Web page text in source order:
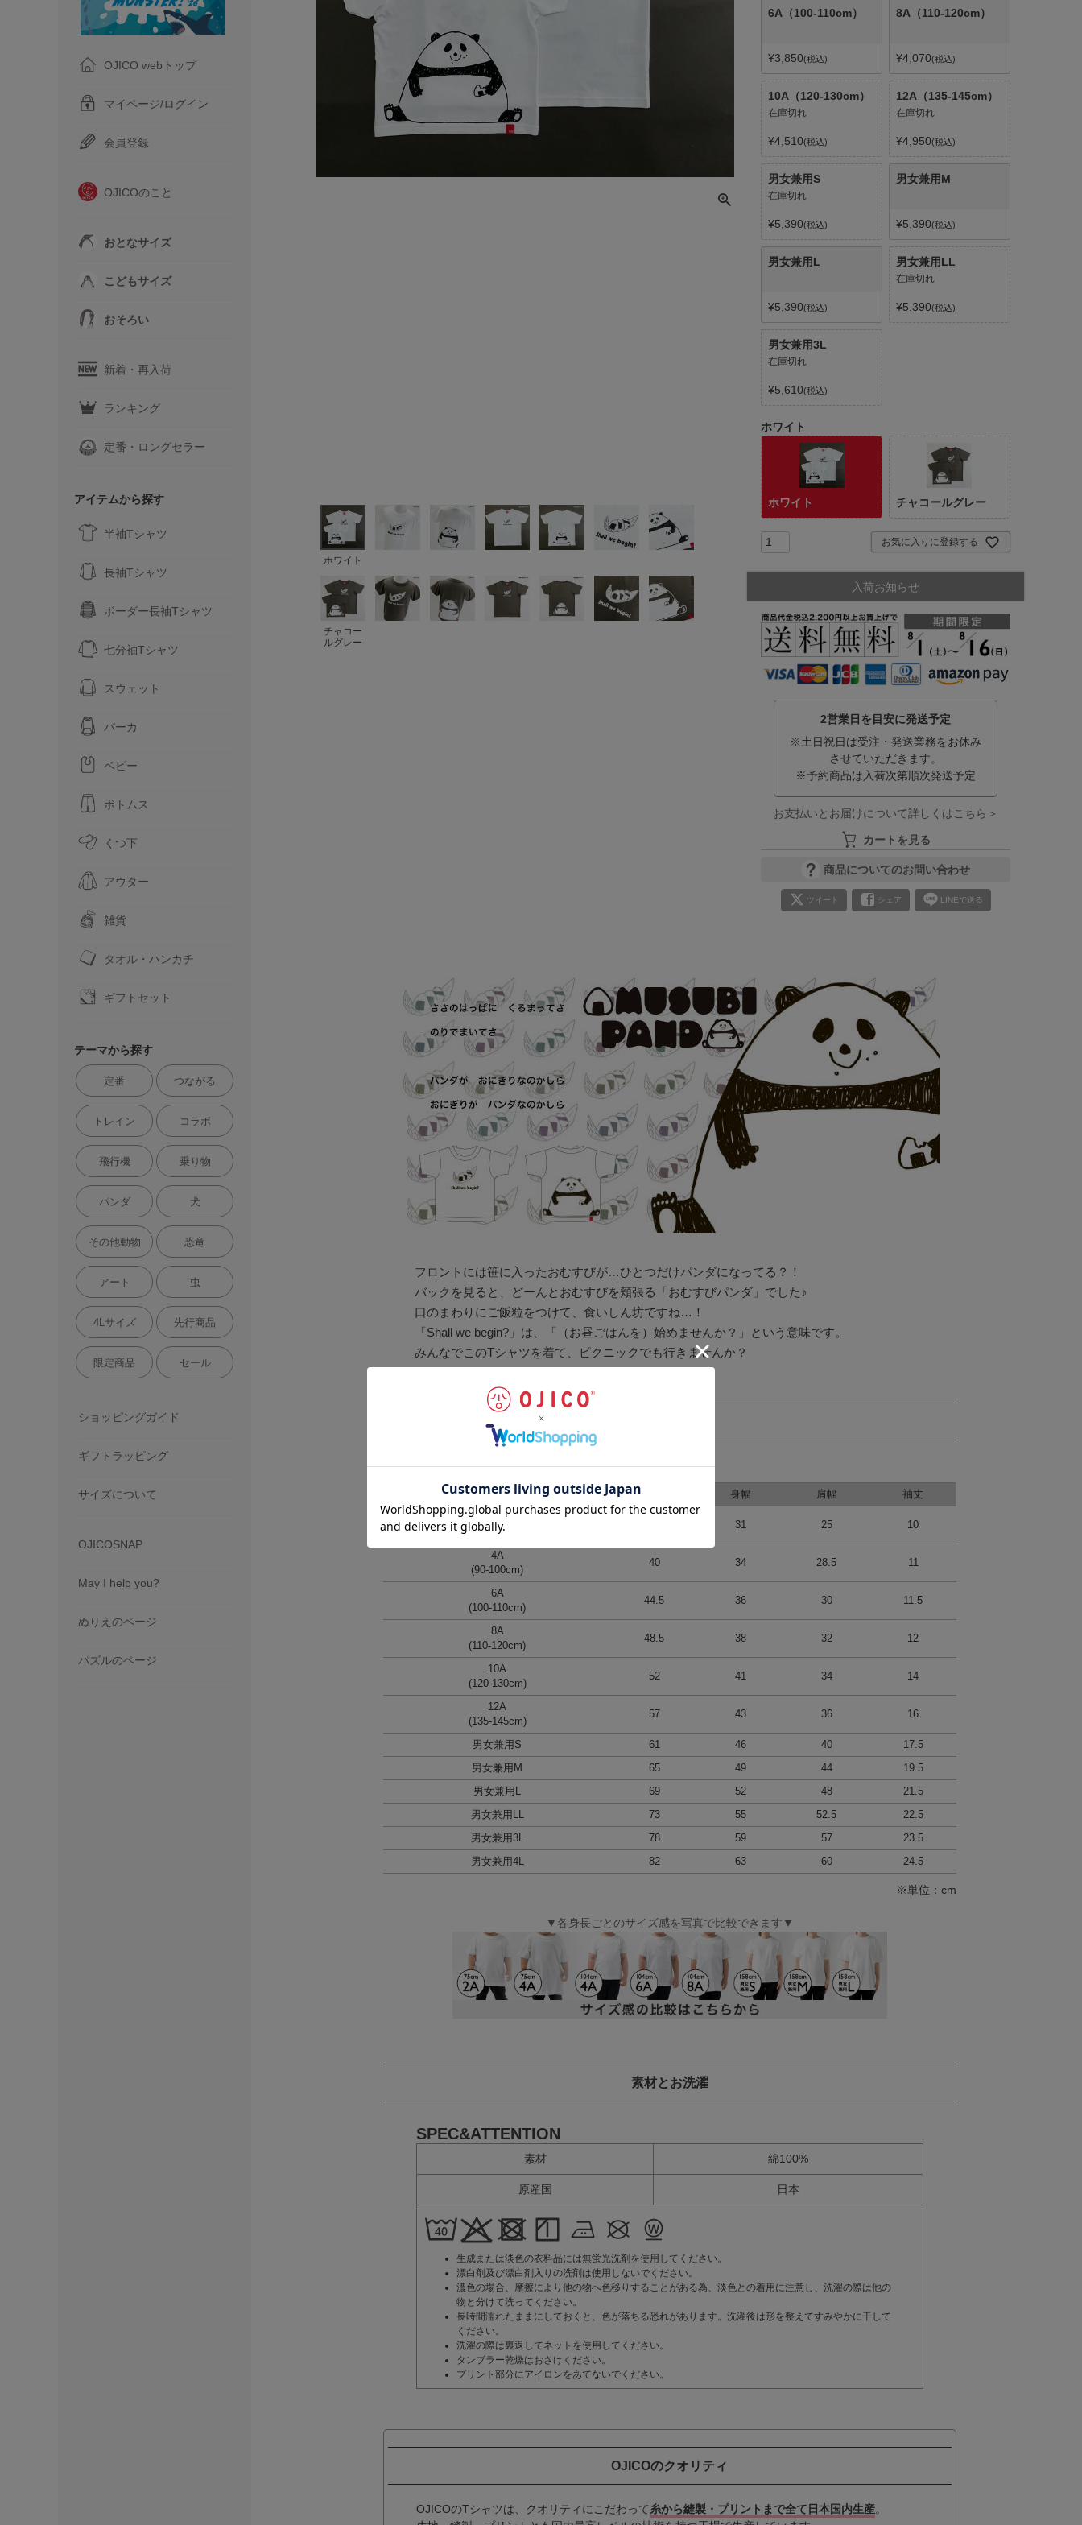
OJICO webトップ
マイページ/ログイン
会員登録
OJICOのこと
おとなサイズ
こどもサイズ
おそろい
新着・再入荷
ランキング
定番・ロングセラー
アイテムから探す
半袖Tシャツ
長袖Tシャツ
ボーダー長袖Tシャツ
七分袖Tシャツ
スウェット
パーカ
ベビー
ボトムス
くつ下
アウター
雑貨
タオル・ハンカチ
ギフトセット
テーマから探す
定番 つながる
トレイン コラボ
飛行機 乗り物
パンダ 犬
その他動物 恐竜
アート 虫
4Lサイズ 先行商品
限定商品 セール
ショッピングガイド
ギフトラッピング
サイズについて
OJICOSNAP
May I help you?
ぬりえのページ
パズルのページ
ホワイト
チャコー
ルグレー
6A（100-110cm）
¥3,850 税込
8A（110-120cm）
¥4,070 税込
10A（120-130cm）
在庫切れ
¥4,510 税込
12A（135-145cm）
在庫切れ
¥4,950 税込
男女兼用S
在庫切れ
¥5,390 税込
男女兼用M
¥5,390 税込
男女兼用L
¥5,390 税込
男女兼用LL
在庫切れ
¥5,390 税込
男女兼用3L
在庫切れ
¥5,610 税込
ホワイト
ホワイト チャコールグレー
お気に入りに登録する
入荷お知らせ
2営業日を目安に発送予定
※土日祝日は受注・発送業務をお休み
させていただきます。
※予約商品は入荷次第順次発送予定
お支払いとお届けについて詳しくはこちら＞
カートを見る
商品についてのお問い合わせ
ツイート シェア LINEで送る
フロントには笹に入ったおむすびが…ひとつだけパンダになってる？！
バックを見ると、どーんとおむすびを頬張る「おむすびパンダ」でした♪
口のまわりにご飯粒をつけて、食いしん坊ですね…！
「Shall we begin?」は、「（お昼ごはんを）始めませんか？」という意味です。
みんなでこのTシャツを着て、ピクニックでも行きませんか？
SIZE
表記 身幅 肩幅 袖丈
2A
(75-85cm)
31 25 10
4A
(90-100cm)
40 34 28.5 11
6A
(100-110cm)
44.5 36 30 11.5
8A
(110-120cm)
48.5 38 32 12
10A
(120-130cm)
52 41 34 14
12A
(135-145cm)
57 43 36 16
男女兼用S 61 46 40 17.5
男女兼用M 65 49 44 19.5
男女兼用L 69 52 48 21.5
男女兼用LL 73 55 52.5 22.5
男女兼用3L 78 59 57 23.5
男女兼用4L 82 63 60 24.5
※単位：cm
▼各身長ごとのサイズ感を写真で比較できます▼
素材とお洗濯
SPEC&ATTENTION
素材 綿100%
原産国 日本
生成または淡色の衣料品には無蛍光洗剤を使用してください。
漂白剤及び漂白剤入りの洗剤は使用しないでください。
濃色の場合、摩擦により他の物へ色移りすることがある為、淡色との着用に注意し、洗濯の際は他の
物と分けて洗ってください。
長時間濡れたままにしておくと、色が落ちる恐れがあります。洗濯後は形を整えてすみやかに干して
ください。
洗濯の際は裏返してネットを使用してください。
タンブラー乾燥はおさけください。
プリント部分にアイロンをあてないでください。
OJICOのクオリティ
OJICOのTシャツは、クオリティにこだわって糸から縫製・プリントまで全て日本国内生産。